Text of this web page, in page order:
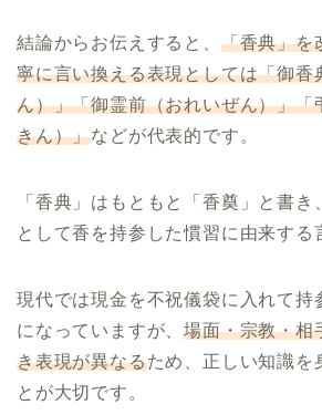
結論からお伝えすると、 「香典」を
寧に言い換える表現としては「御香
ん）」「御霊前（おれいぜん）」「
きん）」などが代表的です。
「香典」はもともと「香奠」と書き
として香を持参した慣習に由来する
現代では現金を不祝儀袋に入れて持
になっていますが、場面・宗教・相
き表現が異なるため、正しい知識を
とが大切です。